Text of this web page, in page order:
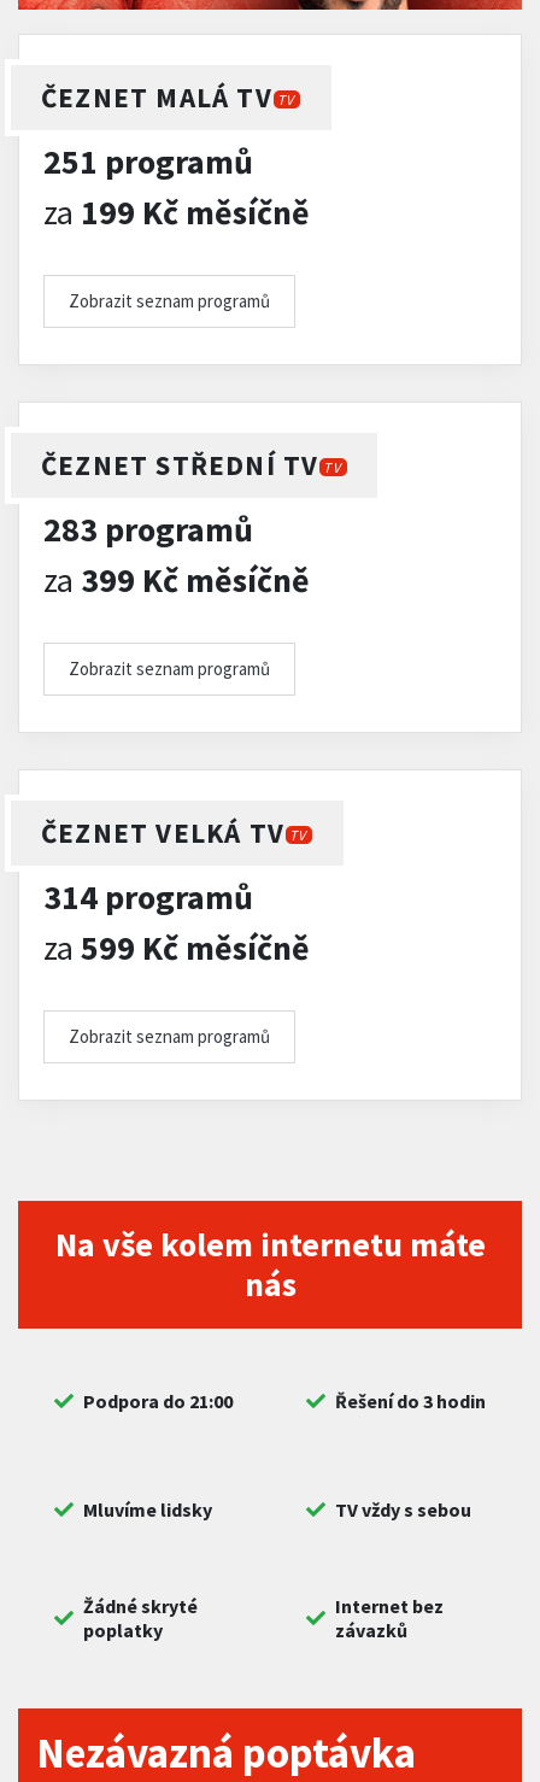
ČEZNET MALÁ TV TV
251 programů
za 199 Kč měsíčně
Zobrazit seznam programů
ČEZNET STŘEDNÍ TV TV
283 programů
za 399 Kč měsíčně
Zobrazit seznam programů
ČEZNET VELKÁ TV TV
314 programů
za 599 Kč měsíčně
Zobrazit seznam programů
Na vše kolem internetu máte
nás
Podpora do 21:00 Řešení do 3 hodin
Mluvíme lidsky TV vždy s sebou
Žádné skryté
poplatky
Internet bez
závazků
Nezávazná poptávka